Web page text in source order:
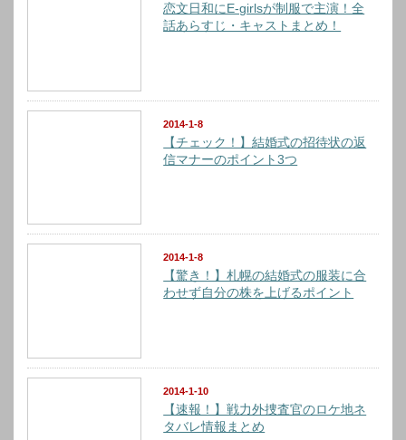
恋文日和にE-girlsが制服で主演！全
話あらすじ・キャストまとめ！
2014-1-8
【チェック！】結婚式の招待状の返
信マナーのポイント3つ
2014-1-8
【驚き！】札幌の結婚式の服装に合
わせず自分の株を上げるポイント
2014-1-10
【速報！】戦力外捜査官のロケ地ネ
タバレ情報まとめ